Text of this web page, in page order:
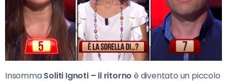
InsommaSoliti Ignoti – il ritorno è diventato un piccolo